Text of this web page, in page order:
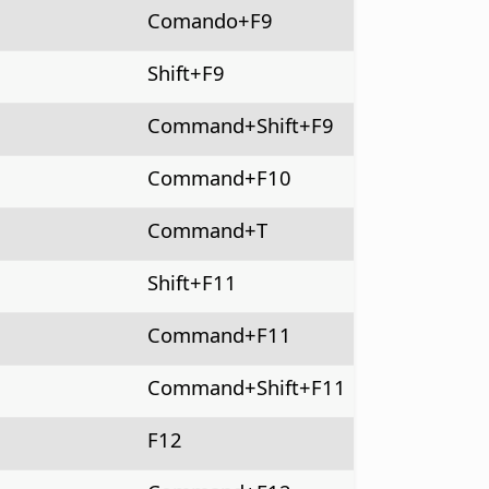
Comando+F9
Shift+F9
Command+Shift+F9
Command+F10
Command+T
Shift+F11
Command+F11
Command+Shift+F11
F12